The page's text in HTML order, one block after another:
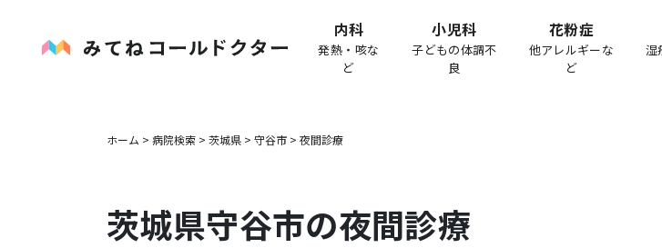
内科
発熱・咳な
ど
小児科
子どもの体調不
良
花粉症
他アレルギーな
ど
湿
ホーム > 病院検索 > 茨城県 > 守谷市 > 夜間診療
茨城県守谷市の夜間診療